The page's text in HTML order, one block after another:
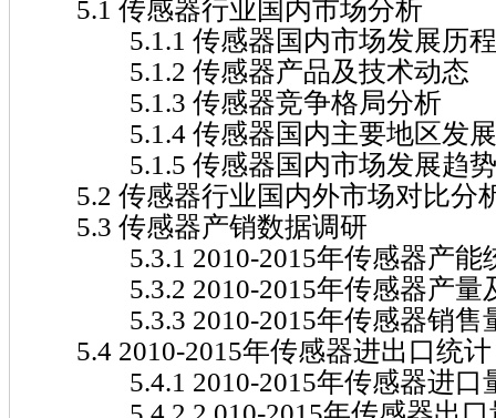
5.1 传感器行业国内市场分析
5.1.1 传感器国内市场发展历程
5.1.2 传感器产品及技术动态
5.1.3 传感器竞争格局分析
5.1.4 传感器国内主要地区发展
5.1.5 传感器国内市场发展趋势
5.2 传感器行业国内外市场对比分
5.3 传感器产销数据调研
5.3.1 2010-2015年传感器产能
5.3.2 2010-2015年传感器产量
5.3.3 2010-2015年传感器销售
5.4 2010-2015年传感器进出口统计
5.4.1 2010-2015年传感器进口